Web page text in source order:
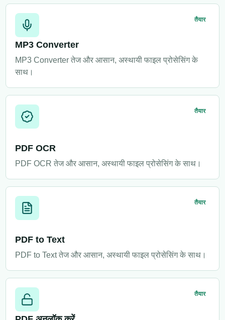
तैयार
MP3 Converter
MP3 Converter तेज और आसान, अस्थायी फाइल प्रोसेसिंग के
साथ।
तैयार
PDF OCR
PDF OCR तेज और आसान, अस्थायी फाइल प्रोसेसिंग के साथ।
तैयार
PDF to Text
PDF to Text तेज और आसान, अस्थायी फाइल प्रोसेसिंग के साथ।
तैयार